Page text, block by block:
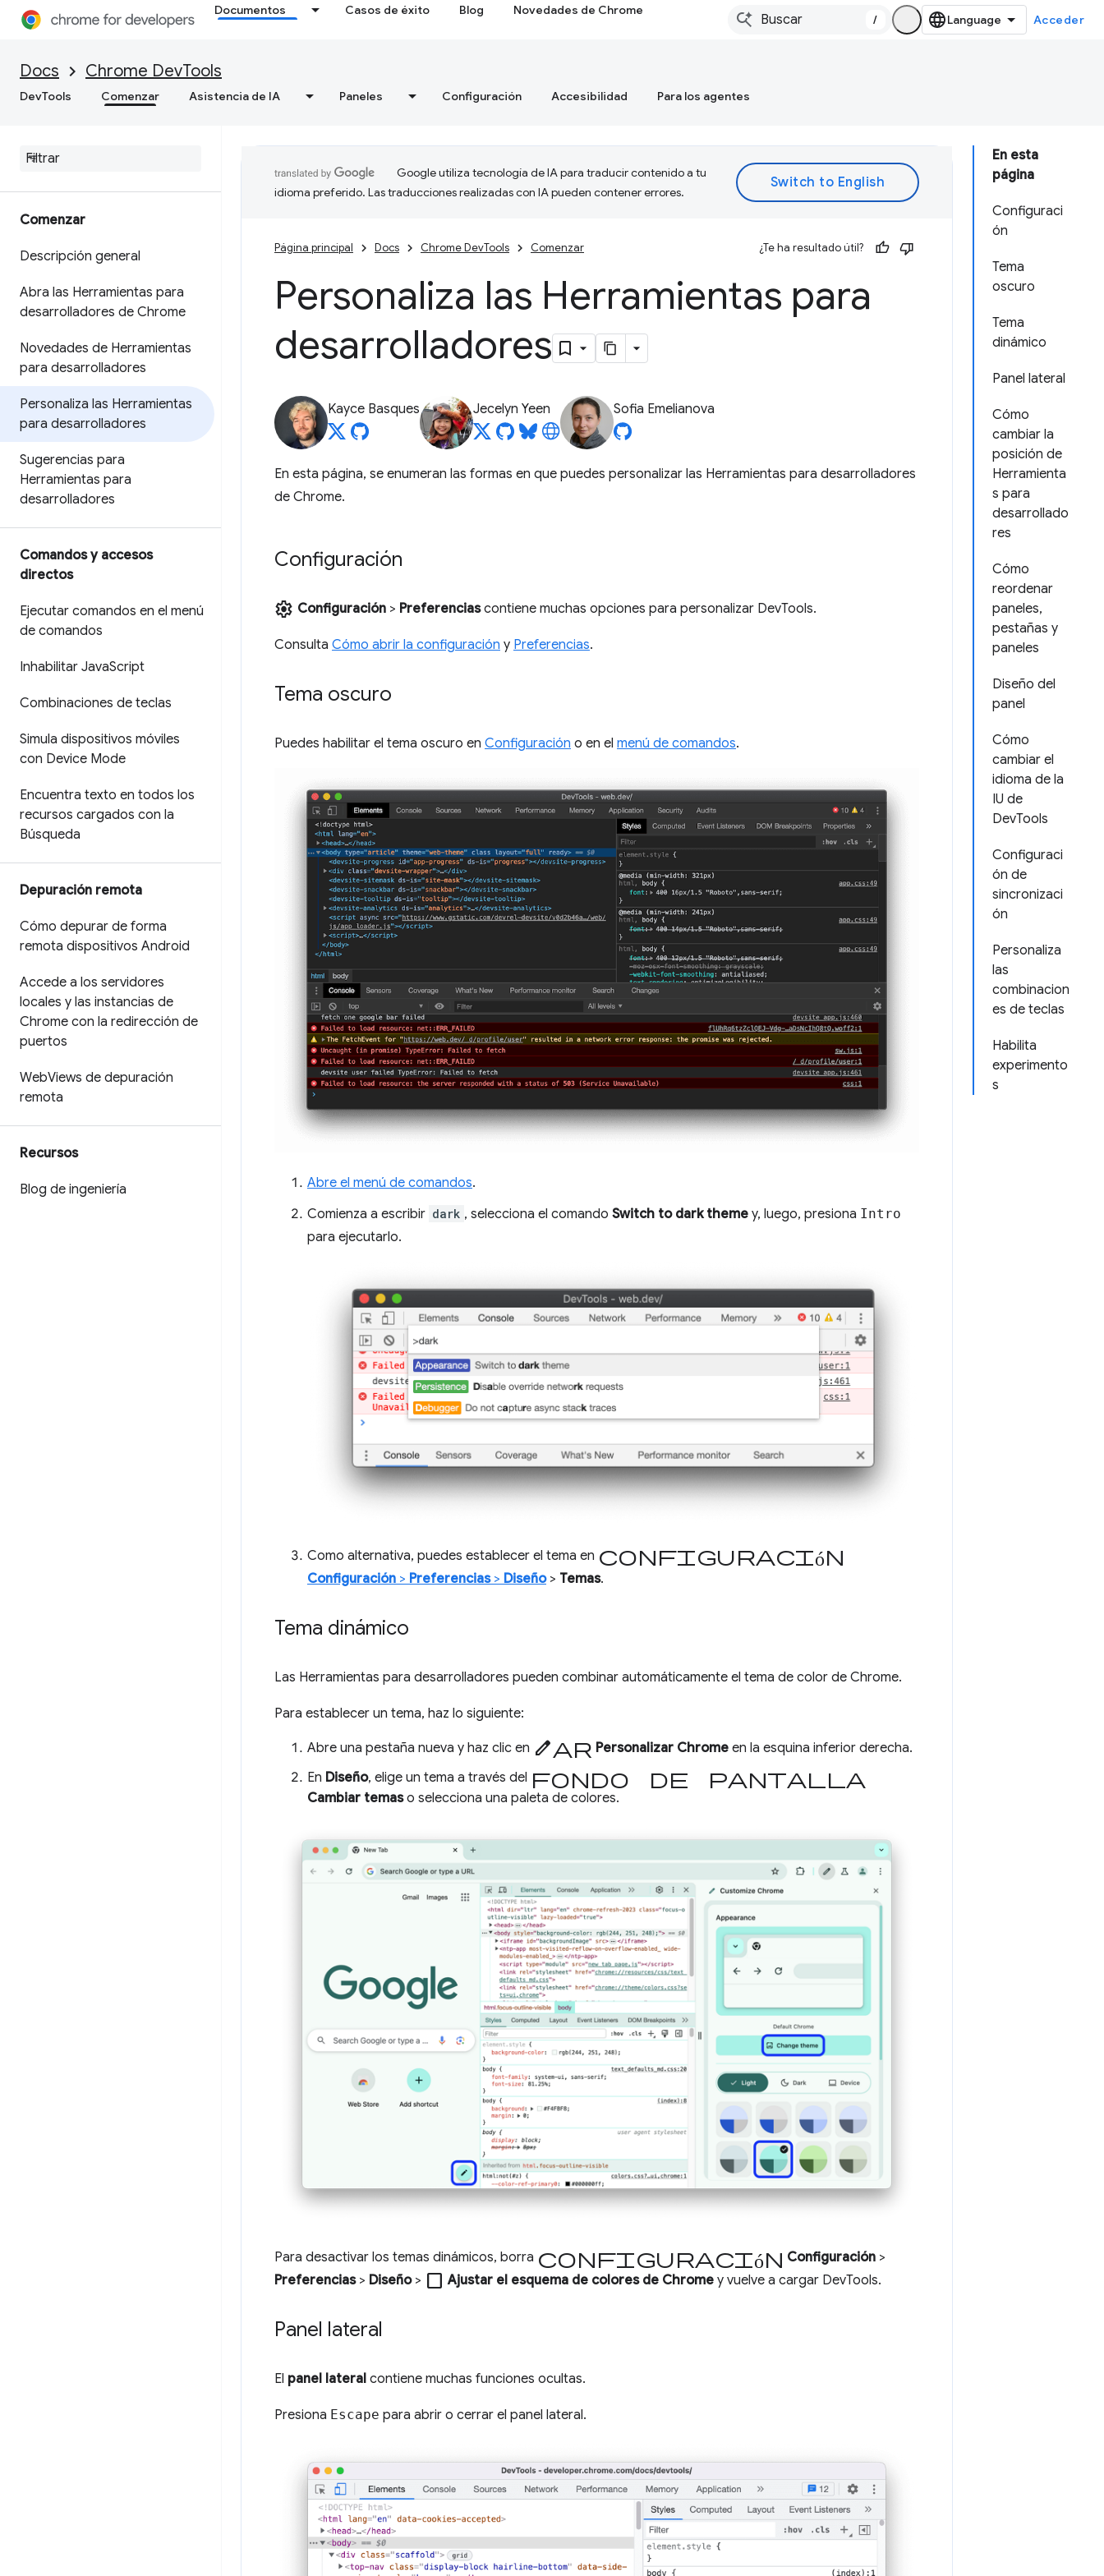
Documentos Casos de éxito Blog Novedades de Chrome
/ Acceder
Docs Chrome DevTools
DevTools Comenzar Asistencia de IA Paneles Configuración Accesibilidad Para los agentes
Comenzar
Descripción general
Abra las Herramientas para
desarrolladores de Chrome
Novedades de Herramientas
para desarrolladores
Personaliza las Herramientas
para desarrolladores
Sugerencias para
Herramientas para
desarrolladores
Comandos y accesos
directos
Ejecutar comandos en el menú
de comandos
Inhabilitar JavaScript
Combinaciones de teclas
Simula dispositivos móviles
con Device Mode
Encuentra texto en todos los
recursos cargados con la
Búsqueda
Depuración remota
Cómo depurar de forma
remota dispositivos Android
Accede a los servidores
locales y las instancias de
Chrome con la redirección de
puertos
WebViews de depuración
remota
Recursos
Blog de ingeniería
En esta
página
Configuraci
ón
Tema
oscuro
Tema
dinámico
Panel lateral
Cómo
cambiar la
posición de
Herramienta
s para
desarrollado
res
Cómo
reordenar
paneles,
pestañas y
paneles
Diseño del
panel
Cómo
cambiar el
idioma de la
IU de
DevTools
Configuraci
ón de
sincronizaci
ón
Personaliza
las
combinacion
es de teclas
Habilita
experimento
s
Google utiliza tecnología de IA para traducir contenido a tu
idioma preferido. Las traducciones realizadas con IA pueden contener errores.
Página principal Docs Chrome DevTools Comenzar ¿Te ha resultado útil?
Personaliza las Herramientas para
desarrolladores
Kayce Basques Jecelyn Yeen Sofia Emelianova
En esta página, se enumeran las formas en que puedes personalizar las Herramientas para desarrolladores
de Chrome.
Configuración
settings Configuración > Preferenciascontiene muchas opciones para personalizar DevTools.
Consulta Cómo abrir la configuración y Preferencias.
Tema oscuro
Puedes habilitar el tema oscuro en Configuración o en el menú de comandos.
Abre el menú de comandos.
Comienza a escribir dark , selecciona el comando Switch to dark theme y, luego, presiona Intro
para ejecutarlo.
Como alternativa, puedes establecer el tema en Configuración
Configuración > Preferencias> Diseño> Temas.
Tema dinámico
Las Herramientas para desarrolladores pueden combinar automáticamente el tema de color de Chrome.
Para establecer un tema, haz lo siguiente:
Abre una pestaña nueva y haz clic en editar Personalizar Chrome en la esquina inferior derecha.
En Diseño, elige un tema a través del fondo de pantalla
Cambiar temaso selecciona una paleta de colores.
Para desactivar los temas dinámicos, borra Configuración Configuración >
Preferencias> Diseño> check_box_outline_blank Ajustar el esquema de colores de Chrome y vuelve a cargar DevTools.
Panel lateral
El panel lateral contiene muchas funciones ocultas.
Presiona Escape para abrir o cerrar el panel lateral.